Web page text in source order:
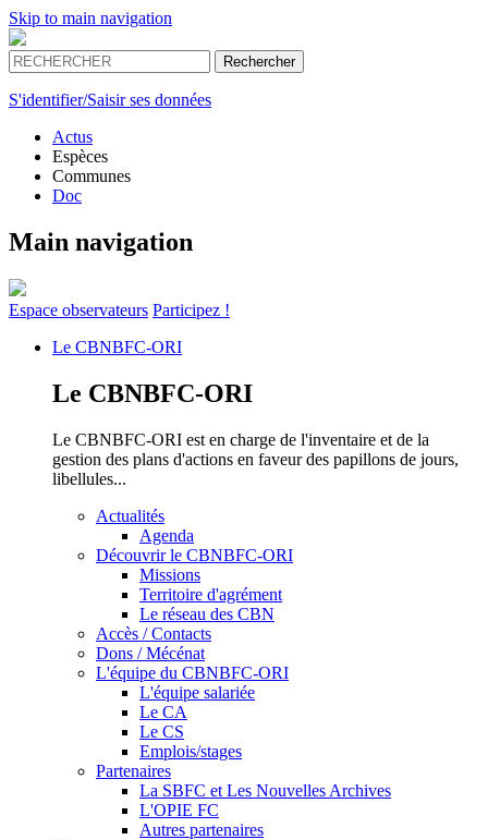
Skip to main navigation
S'identifier/Saisir ses données
Actus
Espèces
Communes
Doc
Main navigation
Espace observateurs Participez !
Le CBNBFC-ORI
Le CBNBFC-ORI
Le CBNBFC-ORI est en charge de l'inventaire et de la
gestion des plans d'actions en faveur des papillons de jours,
libellules...
Actualités
Agenda
Découvrir le CBNBFC-ORI
Missions
Territoire d'agrément
Le réseau des CBN
Accès / Contacts
Dons / Mécénat
L'équipe du CBNBFC-ORI
L'équipe salariée
Le CA
Le CS
Emplois/stages
Partenaires
La SBFC et Les Nouvelles Archives
L'OPIE FC
Autres partenaires